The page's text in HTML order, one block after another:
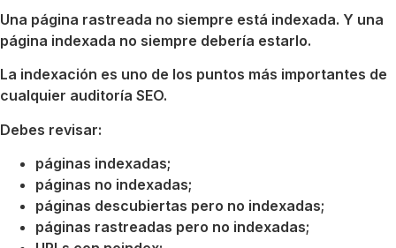
Una página rastreada no siempre está indexada. Y una
página indexada no siempre debería estarlo.
La indexación es uno de los puntos más importantes de
cualquier auditoría SEO.
Debes revisar:
páginas indexadas;
páginas no indexadas;
páginas descubiertas pero no indexadas;
páginas rastreadas pero no indexadas;